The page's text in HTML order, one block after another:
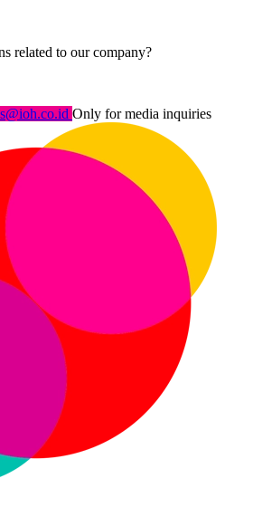
related to our company?
Only for media inquiries